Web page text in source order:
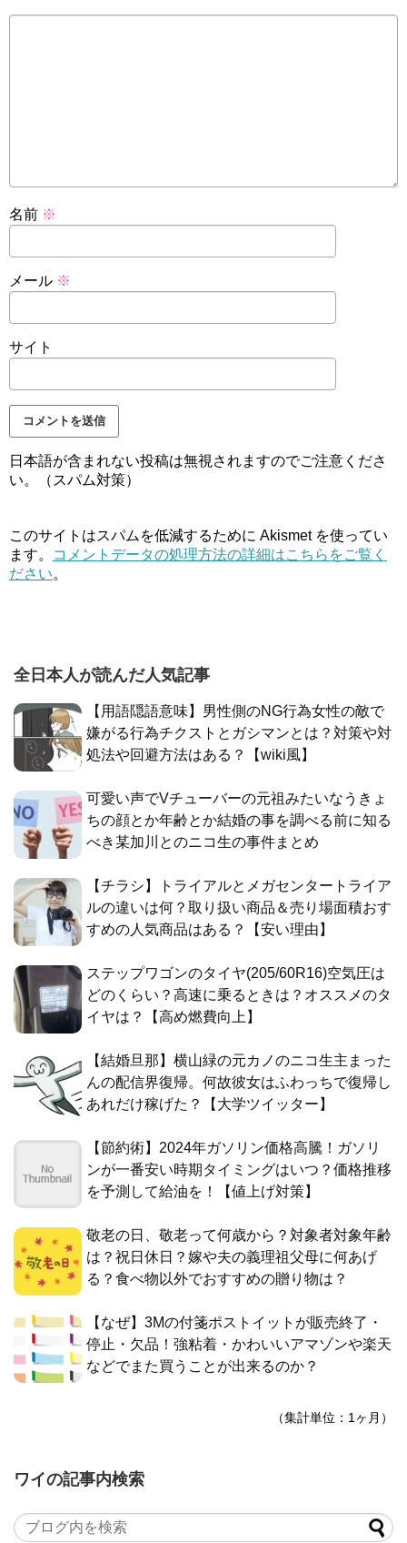
名前 ※
メール ※
サイト
日本語が含まれない投稿は無視されますのでご注意くださ
い。（スパム対策）
このサイトはスパムを低減するために Akismet を使ってい
ます。
コメントデータの処理方法の詳細はこちらをご覧く
ださい。
全日本人が読んだ人気記事
【用語隠語意味】男性側のNG行為女性の敵で
嫌がる行為チクストとガシマンとは？対策や対
処法や回避方法はある？【wiki風】
可愛い声でVチューバーの元祖みたいなうきょ
ちの顔とか年齢とか結婚の事を調べる前に知る
べき某加川とのニコ生の事件まとめ
【チラシ】トライアルとメガセンタートライア
ルの違いは何？取り扱い商品＆売り場面積おす
すめの人気商品はある？【安い理由】
ステップワゴンのタイヤ(205/60R16)空気圧は
どのくらい？高速に乗るときは？オススメのタ
イヤは？【高め燃費向上】
【結婚旦那】横山緑の元カノのニコ生主まった
んの配信界復帰。何故彼女はふわっちで復帰し
あれだけ稼げた？【大学ツイッター】
【節約術】2024年ガソリン価格高騰！ガソリ
ンが一番安い時期タイミングはいつ？価格推移
を予測して給油を！【値上げ対策】
敬老の日、敬老って何歳から？対象者対象年齢
は？祝日休日？嫁や夫の義理祖父母に何あげ
る？食べ物以外でおすすめの贈り物は？
【なぜ】3Mの付箋ポストイットが販売終了・
停止・欠品！強粘着・かわいいアマゾンや楽天
などでまた買うことが出来るのか？
（集計単位：1ヶ月）
ワイの記事内検索